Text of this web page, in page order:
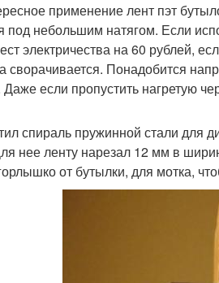
применение лент пэт
под небольшим натягом. Если
электричества на 60 рублей,
сворачивается. Понадобится
если пропустить нагретую
спираль пружинной стали для
нее ленту нарезал 12 мм в
от бутылки, для мотка,